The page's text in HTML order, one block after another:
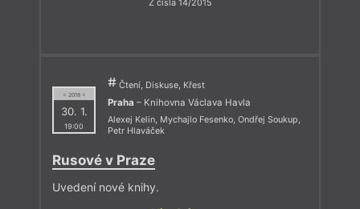
Z čísla 14/2015
= 2018 =
30. 1.
19:00
Čtení, Diskuse, Křest
Praha – Knihovna Václava Havla
Alexej Kelin, Mychajlo Fesenko, Ondřej Soukup,
Petr Hlaváček
Rusové v Praze
Uvedení nové knihy.